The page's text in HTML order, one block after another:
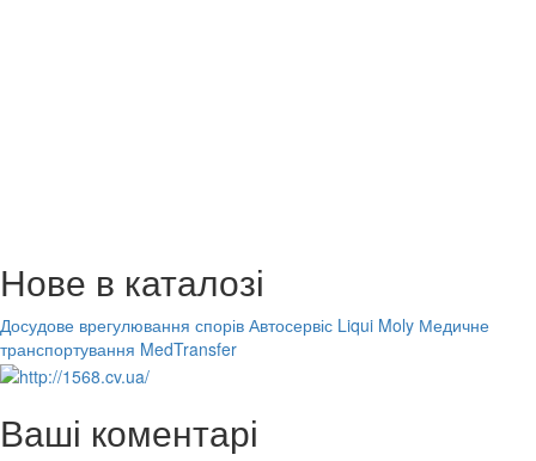
Нове в каталозі
Досудове врегулювання спорів Автосервіс Liqui Moly Медичне
транспортування MedTransfer
Ваші коментарі